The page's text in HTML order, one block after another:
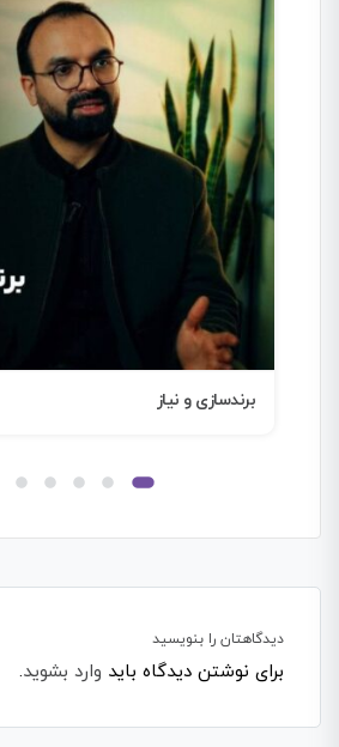
برندسازی یعنی مدیریت انتظارات
دیدگاهتان را بنویسید
برای نوشتن دیدگاه باید وارد بشوید.